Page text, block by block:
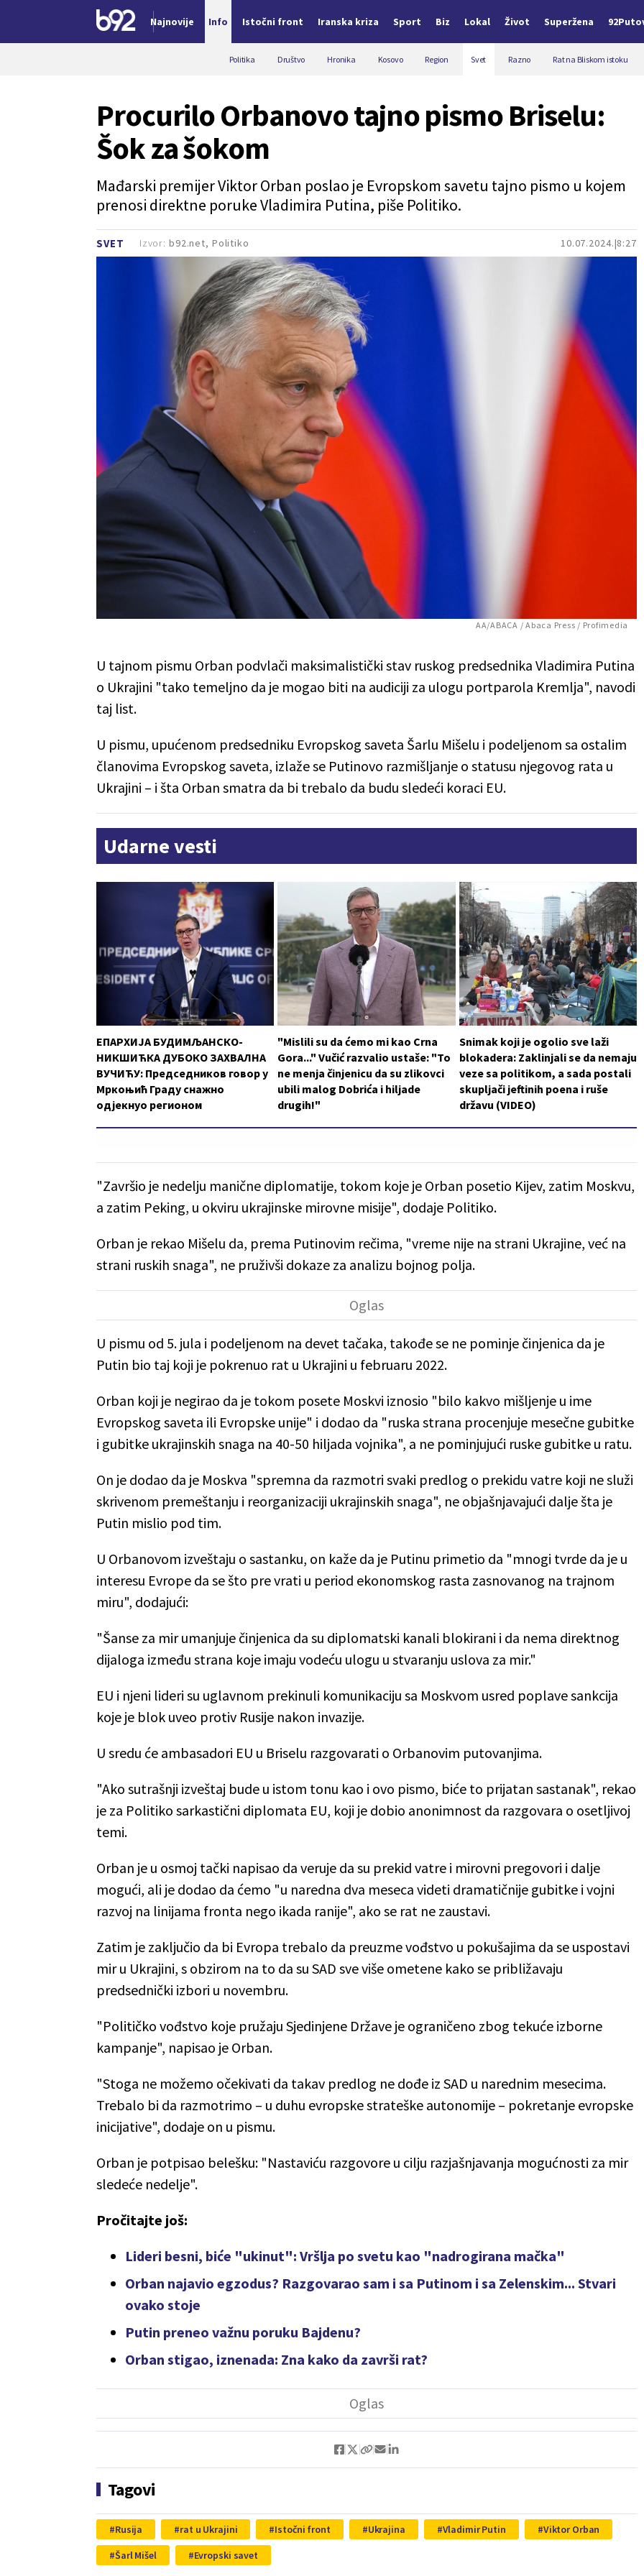
Najnovije Info Istočni front Iranska kriza Sport Biz Lokal Život Superžena
Politika Društvo Hronika Kosovo Region Svet Razno Rat na Bliskom istoku
SVET 10.07.2024. 8:27
Procurilo Orbanovo tajno pismo Briselu:
Šok za šokom
Mađarski premijer Viktor Orban poslao je Evropskom savetu tajno pismo u kojem
prenosi direktne poruke Vladimira Putina, piše Politiko.
Izvor: b92.net, Politiko
AA/ABACA / Abaca Press / Profimedia
U tajnom pismu Orban podvlači maksimalistički stav ruskog predsednika Vladimira Putina
o Ukrajini "tako temeljno da je mogao biti na audiciji za ulogu portparola Kremlja", navodi
taj list.
U pismu, upućenom predsedniku Evropskog saveta Šarlu Mišelu i podeljenom sa ostalim
članovima Evropskog saveta, izlaže se Putinovo razmišljanje o statusu njegovog rata u
Ukrajini – i šta Orban smatra da bi trebalo da budu sledeći koraci EU.
Udarne vesti
ЕПАРХИЈА БУДИМЉАНСКО-
НИКШИЋКА ДУБОКО ЗАХВАЛНА
ВУЧИЋУ: Председников говор у
Мркоњић Граду снажно
одјекнуо регионом
"Mislili su da ćemo mi kao Crna
Gora..." Vučić razvalio ustaše: "To
ne menja činjenicu da su zlikovci
ubili malog Dobrića i hiljade
drugih!"
Snimak koji je ogolio sve laži
blokadera: Zaklinjali se da nemaju
veze sa politikom, a sada postali
skupljači jeftinih poena i ruše
državu (VIDEO)
"Završio je nedelju manične diplomatije, tokom koje je Orban posetio Kijev, zatim Moskvu,
a zatim Peking, u okviru ukrajinske mirovne misije", dodaje Politiko.
Orban je rekao Mišelu da, prema Putinovim rečima, "vreme nije na strani Ukrajine, već na
strani ruskih snaga", ne pruživši dokaze za analizu bojnog polja.
U pismu od 5. jula i podeljenom na devet tačaka, takođe se ne pominje činjenica da je
Putin bio taj koji je pokrenuo rat u Ukrajini u februaru 2022.
Orban koji je negirao da je tokom posete Moskvi iznosio "bilo kakvo mišljenje u ime
Evropskog saveta ili Evropske unije" i dodao da "ruska strana procenjuje mesečne gubitke
i gubitke ukrajinskih snaga na 40-50 hiljada vojnika", a ne pominjujući ruske gubitke u ratu.
On je dodao da je Moskva "spremna da razmotri svaki predlog o prekidu vatre koji ne služi
skrivenom premeštanju i reorganizaciji ukrajinskih snaga", ne objašnjavajući dalje šta je
Putin mislio pod tim.
U Orbanovom izveštaju o sastanku, on kaže da je Putinu primetio da "mnogi tvrde da je u
interesu Evrope da se što pre vrati u period ekonomskog rasta zasnovanog na trajnom
miru", dodajući:
"Šanse za mir umanjuje činjenica da su diplomatski kanali blokirani i da nema direktnog
dijaloga između strana koje imaju vodeću ulogu u stvaranju uslova za mir."
EU i njeni lideri su uglavnom prekinuli komunikaciju sa Moskvom usred poplave sankcija
koje je blok uveo protiv Rusije nakon invazije.
U sredu će ambasadori EU u Briselu razgovarati o Orbanovim putovanjima.
"Ako sutrašnji izveštaj bude u istom tonu kao i ovo pismo, biće to prijatan sastanak", rekao
je za Politiko sarkastični diplomata EU, koji je dobio anonimnost da razgovara o osetljivoj
temi.
Orban je u osmoj tački napisao da veruje da su prekid vatre i mirovni pregovori i dalje
mogući, ali je dodao da ćemo "u naredna dva meseca videti dramatičnije gubitke i vojni
razvoj na linijama fronta nego ikada ranije", ako se rat ne zaustavi.
Zatim je zaključio da bi Evropa trebalo da preuzme vođstvo u pokušajima da se uspostavi
mir u Ukrajini, s obzirom na to da su SAD sve više ometene kako se približavaju
predsednički izbori u novembru.
"Političko vođstvo koje pružaju Sjedinjene Države je ograničeno zbog tekuće izborne
kampanje", napisao je Orban.
"Stoga ne možemo očekivati da takav predlog ne dođe iz SAD u narednim mesecima.
Trebalo bi da razmotrimo – u duhu evropske strateške autonomije – pokretanje evropske
inicijative", dodaje on u pismu.
Orban je potpisao belešku: "Nastaviću razgovore u cilju razjašnjavanja mogućnosti za mir
sledeće nedelje".
Pročitajte još:
Lideri besni, biće "ukinut": Vršlja po svetu kao "nadrogirana mačka"
Orban najavio egzodus? Razgovarao sam i sa Putinom i sa Zelenskim... Stvari
ovako stoje
Putin preneo važnu poruku Bajdenu?
Orban stigao, iznenada: Zna kako da završi rat?
Tagovi
Rusija rat u Ukrajini Istočni front Ukrajina Vladimir Putin
Viktor Orban
Šarl Mišel
Evropski savet